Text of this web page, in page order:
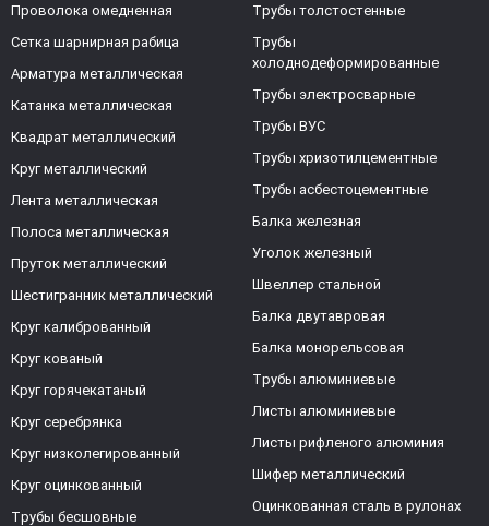
Проволока омедненная
Сетка шарнирная рабица
Арматура металлическая
Катанка металлическая
Квадрат металлический
Круг металлический
Лента металлическая
Полоса металлическая
Пруток металлический
Шестигранник металлический
Круг калиброванный
Круг кованый
Круг горячекатаный
Круг серебрянка
Круг низколегированный
Круг оцинкованный
Трубы бесшовные
Трубы толстостенные
Трубы
холоднодеформированные
Трубы электросварные
Трубы ВУС
Трубы хризотилцементные
Трубы асбестоцементные
Балка железная
Уголок железный
Швеллер стальной
Балка двутавровая
Балка монорельсовая
Трубы алюминиевые
Листы алюминиевые
Листы рифленого алюминия
Шифер металлический
Оцинкованная сталь в рулонах